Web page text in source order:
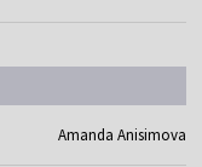
Amanda Anisimova